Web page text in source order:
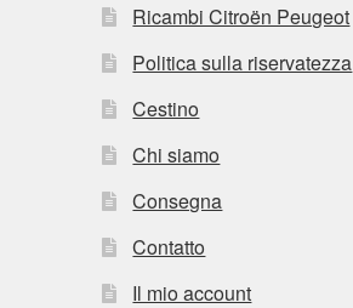
Ricambi Citroën Peugeot
Politica sulla riservatezza
Cestino
Chi siamo
Consegna
Contatto
Il mio account